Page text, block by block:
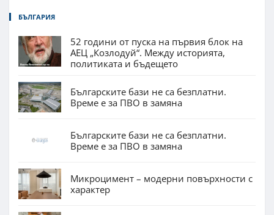
БЪЛГАРИЯ
52 години от пуска на първия блок на
АЕЦ „Козлодуй“. Между историята,
политиката и бъдещето
Българските бази не са безплатни.
Време е за ПВО в замяна
Българските бази не са безплатни.
Време е за ПВО в замяна
Микроцимент – модерни повърхности с
характер